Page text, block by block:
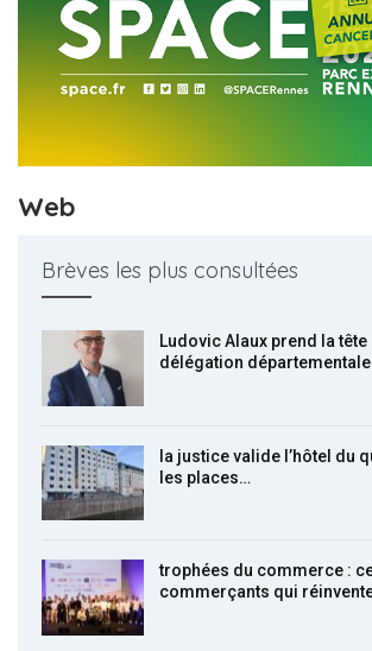
Web
Brèves les plus consultées
Ludovic Alaux prend la tête
délégation
la justice valide l’hôtel du
les places…
trophées du commerce :
commerçants qui